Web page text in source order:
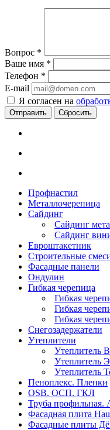
Вопрос *
Ваше имя *
Телефон *
E-mail
Я согласен на
Сбросить
Профнастил
Металлочерепица
Сайдинг
Сайдинг
Сайдинг
Евроштакетник
Строительные
Фасадные панели
Ондулин
Гибкая черепица
Гибкая
Гибкая
Гибкая
Снегозадержатели
Утеплители
Утеплитель
Утеплитель
Утеплитель
Пеноплекс. Пленки
OSB. ОСП. ГКЛ
Труба
Фасадная плита
Фасадные плиты